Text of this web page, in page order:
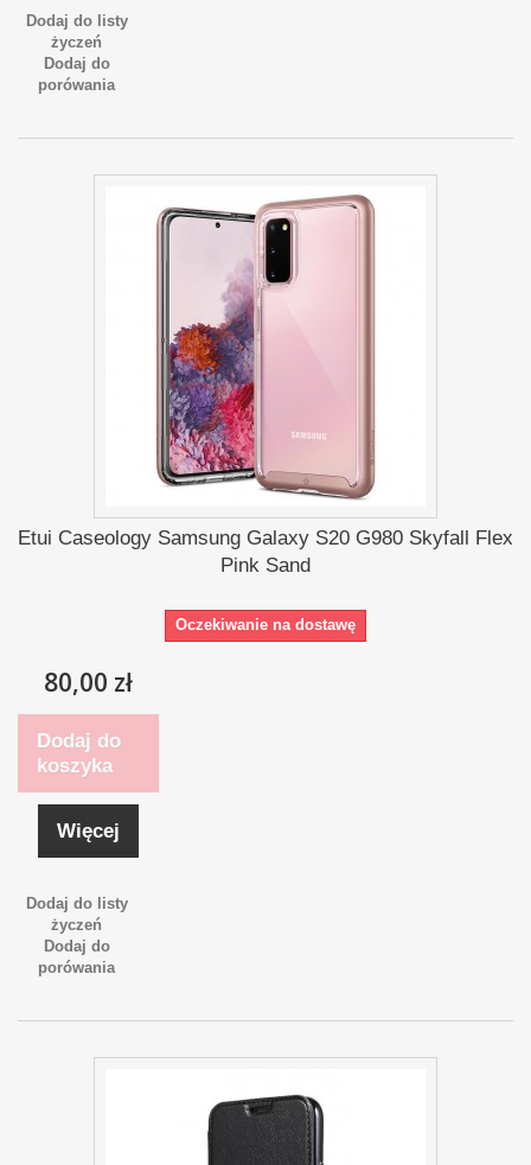
Dodaj do listy
życzeń
Dodaj do
porówania
Etui Caseology Samsung Galaxy S20 G980 Skyfall Flex
Pink Sand
Oczekiwanie na dostawę
80,00 zł
Dodaj do
koszyka
Więcej
Dodaj do listy
życzeń
Dodaj do
porówania